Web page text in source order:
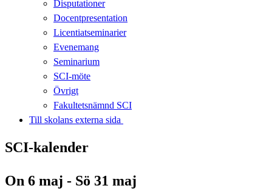
Disputationer
Docentpresentation
Licentiatseminarier
Evenemang
Seminarium
SCI-möte
Övrigt
Fakultetsnämnd SCI
Till skolans externa sida​​​​​​​
SCI-kalender
On 6 maj - Sö 31 maj